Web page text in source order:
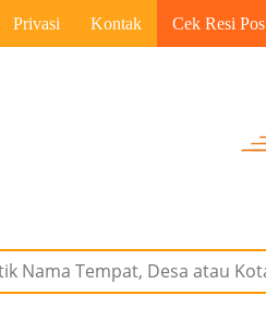
Privasi Kontak Cek Resi Pos